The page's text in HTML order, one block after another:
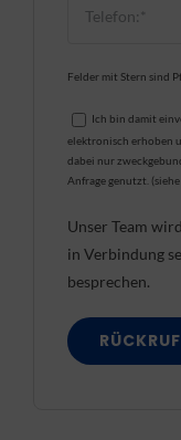
Felder mit Stern sind
Ich bin damit
elektronisch erhoben
dabei nur
Anfrage genutzt. (siehe
Unser Team
in Verbindung
besprechen.